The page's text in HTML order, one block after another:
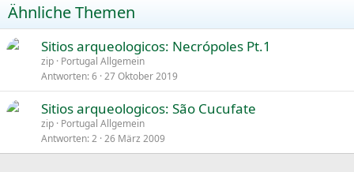
Ähnliche Themen
Sitios arqueologicos: Necrópoles Pt.1
zip Portugal Allgemein
Antworten 6 27 Oktober 2019
Sitios arqueologicos: São Cucufate
zip Portugal Allgemein
Antworten 2 26 März 2009